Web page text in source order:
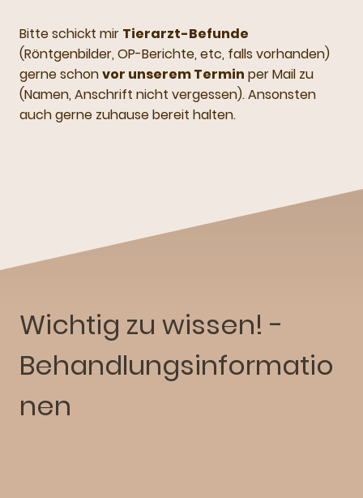
Bitte schickt mir Tierarzt-Befunde
(Röntgenbilder, OP-Berichte, etc, falls vorhanden)
gerne schonvor unserem Termin per Mail zu
(Namen, Anschrift nicht vergessen). Ansonsten
auch gerne zuhause bereit halten.
Wichtig zu wissen! -
Behandlungsinformatio
nen